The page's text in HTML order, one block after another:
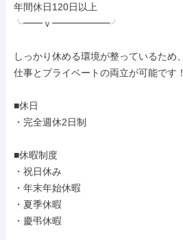
年間休日120日以上
╰━━ｖ━━━━━━╯
しっかり休める環境が整っているため、
仕事とプライベートの両立が可能です！
■休日
・完全週休2日制
■休暇制度
・祝日休み
・年末年始休暇
・夏季休暇
・慶弔休暇